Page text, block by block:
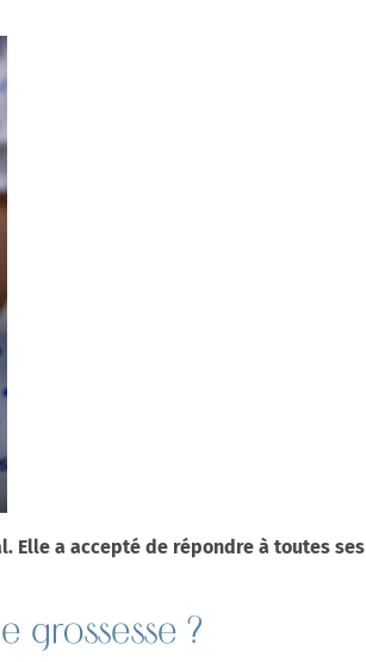
Elle a accepté de répondre à toutes ses
grossesse ?